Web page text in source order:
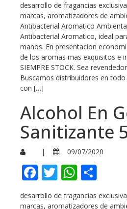
desarrollo de fragancias
marcas, aromatizadores de
Antibacterial Aromatico
Antibacterial Aromatico, ideal
manos. En presentacion
de los aromas mas exquisitos e
SIEMPRE STOCK. Sea
Buscamos distribuidores en todo
con […]
Alcohol En
Sanitizante
| 09/07/2020
Facebook
Twitter
desarrollo de fragancias
marcas, aromatizadores de